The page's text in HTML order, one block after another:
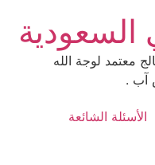
معتمد لوجة الله
الأسئلة الشائعة